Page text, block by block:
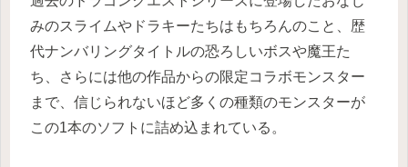
みのスライムやドラキーたちはもちろんのこと、歴
代ナンバリングタイトルの恐ろしいボスや魔王た
ち、さらには他の作品からの限定コラボモンスター
まで、信じられないほど多くの種類のモンスターが
この1本のソフトに詰め込まれている。